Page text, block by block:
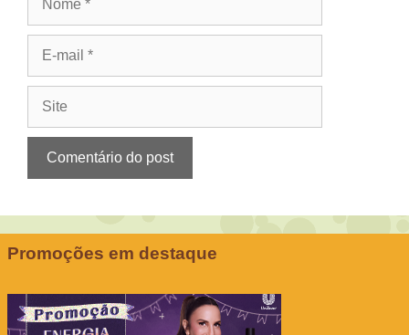
Promoções em destaque